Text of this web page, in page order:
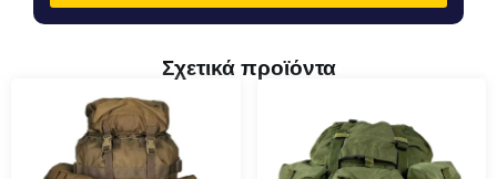
Σχετικά προϊόντα